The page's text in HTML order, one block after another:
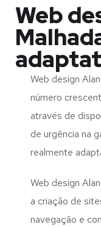
Web
Web design
número
através de
de urgência na
realmente
Web design
a criação de
navegação e